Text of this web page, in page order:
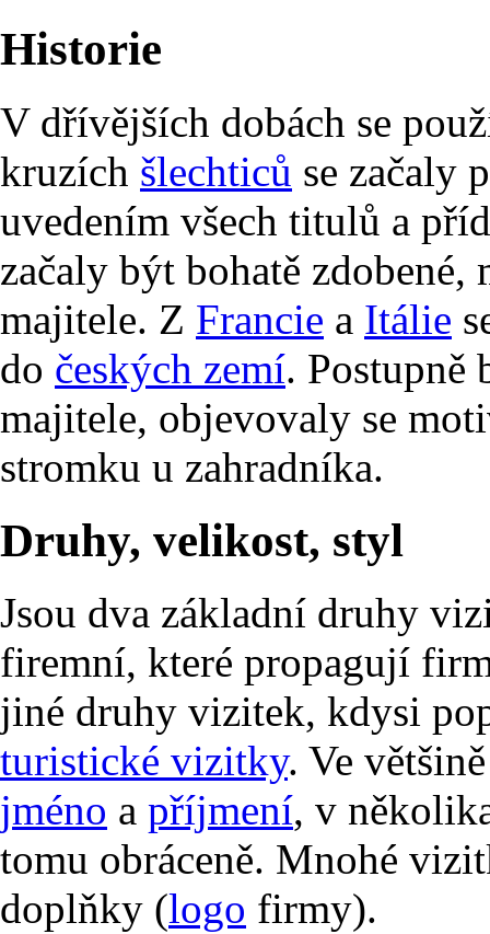
Historie
V dřívějších dobách se
kruzích šlechticů se začaly
uvedením všech titulů a
začaly být bohatě
majitele. Z Francie a Itálie
do českých zemí.
majitele, objevovaly se
stromku u zahradníka.
Druhy, velikost, styl
Jsou dva základní druhy
firemní, které propagují
jiné druhy vizitek, kdysi
turistické vizitky. Ve
jméno a příjmení, v
tomu obráceně. Mnohé
doplňky (logo firmy).